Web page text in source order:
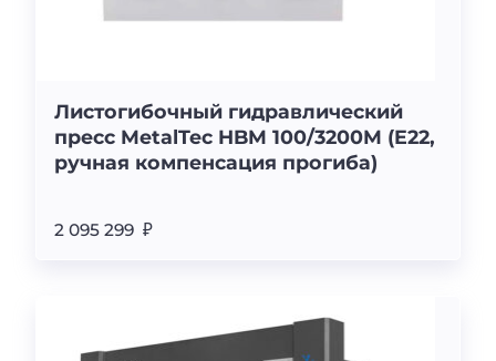
Листогибочный гидравлический
пресс MetalTec HBM 100/3200M (E22,
ручная компенсация прогиба)
2 095 299 ₽